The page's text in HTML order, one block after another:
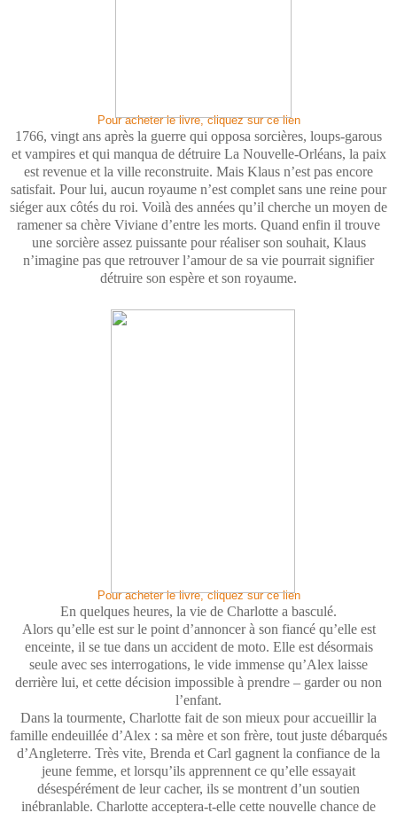
Pour acheter le livre, cliquez sur ce lien
1766, vingt ans après la guerre qui opposa sorcières, loups-garous
et vampires et qui manqua de détruire La Nouvelle-Orléans, la paix
est revenue et la ville reconstruite. Mais Klaus n’est pas encore
satisfait. Pour lui, aucun royaume n’est complet sans une reine pour
siéger aux côtés du roi. Voilà des années qu’il cherche un moyen de
ramener sa chère Viviane d’entre les morts. Quand enfin il trouve
une sorcière assez puissante pour réaliser son souhait, Klaus
n’imagine pas que retrouver l’amour de sa vie pourrait signifier
détruire son espère et son royaume.
Pour acheter le livre, cliquez sur ce lien
En quelques heures, la vie de Charlotte a basculé.
Alors qu’elle est sur le point d’annoncer à son fiancé qu’elle est
enceinte, il se tue dans un accident de moto. Elle est désormais
seule avec ses interrogations, le vide immense qu’Alex laisse
derrière lui, et cette décision impossible à prendre – garder ou non
l’enfant.
Dans la tourmente, Charlotte fait de son mieux pour accueillir la
famille endeuillée d’Alex : sa mère et son frère, tout juste débarqués
d’Angleterre. Très vite, Brenda et Carl gagnent la confiance de la
jeune femme, et lorsqu’ils apprennent ce qu’elle essayait
désespérément de leur cacher, ils se montrent d’un soutien
inébranlable. Charlotte acceptera-t-elle cette nouvelle chance de